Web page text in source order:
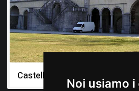
Noi usiamo
Castello di Udine